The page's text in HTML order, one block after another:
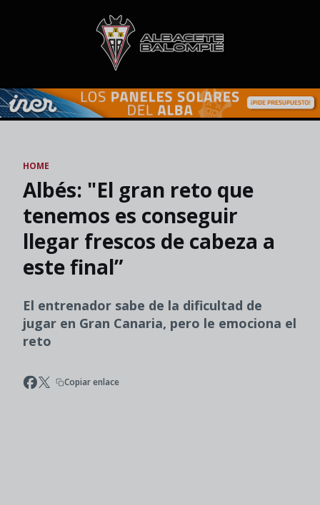
Skip to main content
HOME
Albés: "El gran reto que
tenemos es conseguir
llegar frescos de cabeza a
este final”
El entrenador sabe de la dificultad de
jugar en Gran Canaria, pero le emociona el
reto
Copiar enlace